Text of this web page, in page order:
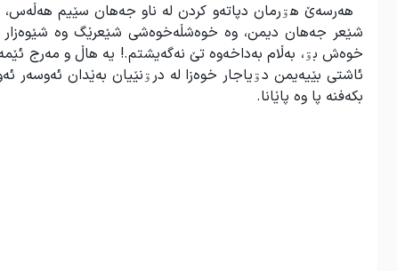
هەرسەێ هۊرمان دپاتەو کردن لە ناو جەهان سێیم هەڵەس،
شێعر جەهان دیمن، وە خوەشڵەخوەشی شێعرێگ وە شێوەزار
خوەش بۊ، بەڵام بەداخەوە تێ نەگەیشتم.! یە هاڵ و مەرج
ئاشتی بێیەیمن دۊیاجار خوەزا لە درۊنێیان بەێدان ئەوسەر
بکەفنە پا وە پاێانا.